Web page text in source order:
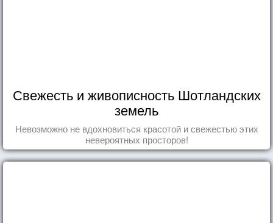
Свежесть и живописность Шотландских
земель
Невозможно не вдохновиться красотой и свежестью этих
невероятных просторов!